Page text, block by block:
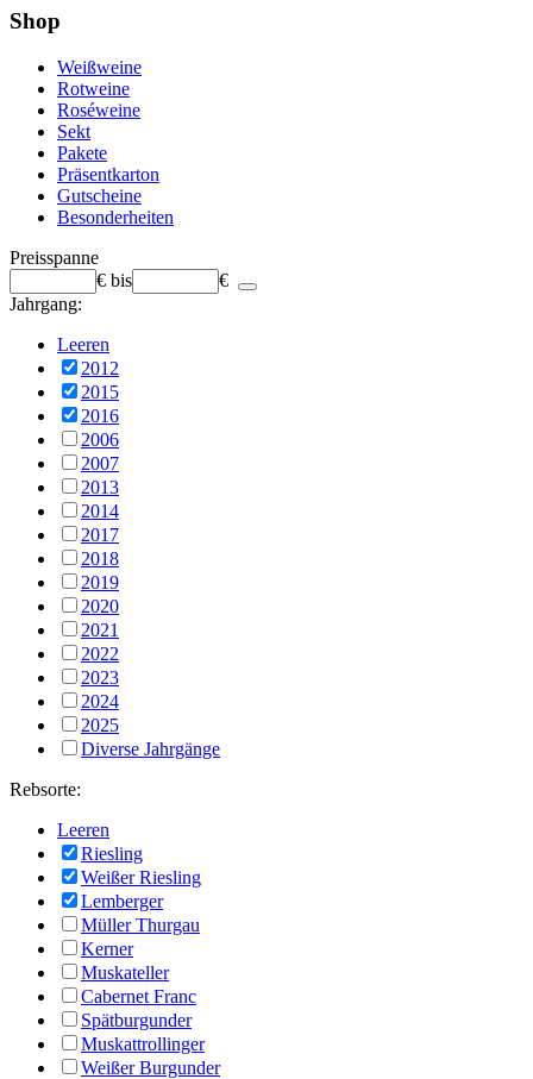
Shop
Weißweine
Rotweine
Roséweine
Sekt
Pakete
Präsentkarton
Gutscheine
Besonderheiten
Preisspanne
€ bis
€
Jahrgang:
Leeren
2012
2015
2016
2006
2007
2013
2014
2017
2018
2019
2020
2021
2022
2023
2024
2025
Diverse Jahrgänge
Rebsorte:
Leeren
Riesling
Weißer Riesling
Lemberger
Müller Thurgau
Kerner
Muskateller
Cabernet Franc
Spätburgunder
Muskattrollinger
Weißer Burgunder